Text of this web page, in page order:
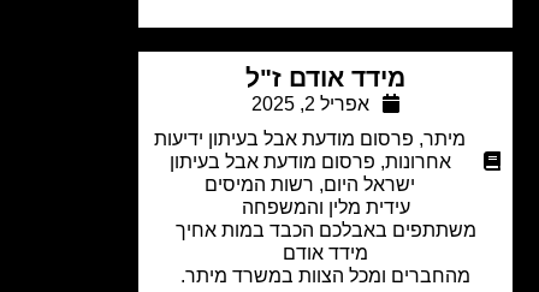
מידד אודם ז"ל
אפריל 2, 2025
פרסום מודעת אבל בעיתון ידיעות
אחרונות,פרסום מודעת אבל בעיתון
ישראל היום,רשות המיסים
עידית מלין והמשפחה
משתתפים באבלכם הכבד במות אחיך
מידד אודם
מהחברים ומכל הצוות במשרד מיתר.